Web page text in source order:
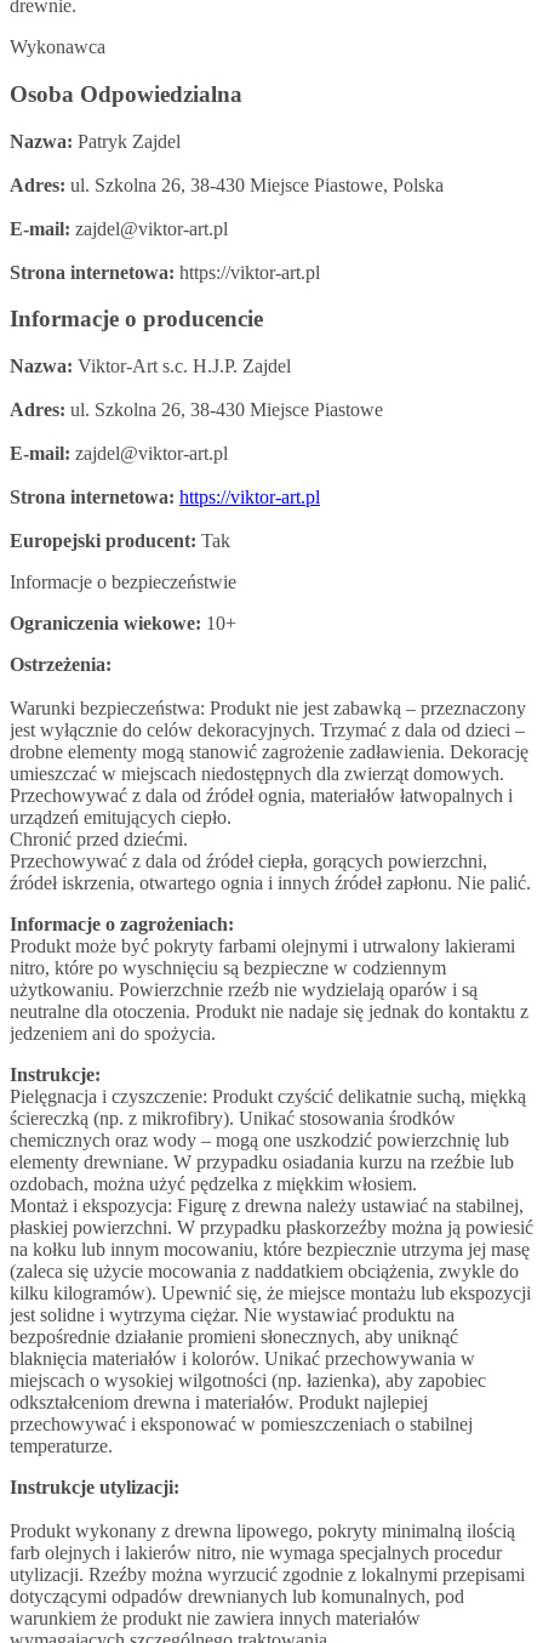
drewnie.
Wykonawca
Osoba Odpowiedzialna
Nazwa: Patryk Zajdel
Adres: ul. Szkolna 26, 38-430 Miejsce Piastowe, Polska
E-mail: zajdel@viktor-art.pl
Strona internetowa: https://viktor-art.pl
Informacje o producencie
Nazwa: Viktor-Art s.c. H.J.P. Zajdel
Adres: ul. Szkolna 26, 38-430 Miejsce Piastowe
E-mail: zajdel@viktor-art.pl
Strona internetowa: https://viktor-art.pl
Europejski producent: Tak
Informacje o bezpieczeństwie
Ograniczenia wiekowe: 10+
Ostrzeżenia:
Warunki bezpieczeństwa: Produkt nie jest zabawką – przeznaczony
jest wyłącznie do celów dekoracyjnych. Trzymać z dala od dzieci –
drobne elementy mogą stanowić zagrożenie zadławienia. Dekorację
umieszczać w miejscach niedostępnych dla zwierząt domowych.
Przechowywać z dala od źródeł ognia, materiałów łatwopalnych i
urządzeń emitujących ciepło.
Chronić przed dziećmi.
Przechowywać z dala od źródeł ciepła, gorących powierzchni,
źródeł iskrzenia, otwartego ognia i innych źródeł zapłonu. Nie palić.
Informacje o zagrożeniach:
Produkt może być pokryty farbami olejnymi i utrwalony lakierami
nitro, które po wyschnięciu są bezpieczne w codziennym
użytkowaniu. Powierzchnie rzeźb nie wydzielają oparów i są
neutralne dla otoczenia. Produkt nie nadaje się jednak do kontaktu z
jedzeniem ani do spożycia.
Instrukcje:
Pielęgnacja i czyszczenie: Produkt czyścić delikatnie suchą, miękką
ściereczką (np. z mikrofibry). Unikać stosowania środków
chemicznych oraz wody – mogą one uszkodzić powierzchnię lub
elementy drewniane. W przypadku osiadania kurzu na rzeźbie lub
ozdobach, można użyć pędzelka z miękkim włosiem.
Montaż i ekspozycja: Figurę z drewna należy ustawiać na stabilnej,
płaskiej powierzchni. W przypadku płaskorzeźby można ją powiesić
na kołku lub innym mocowaniu, które bezpiecznie utrzyma jej masę
(zaleca się użycie mocowania z naddatkiem obciążenia, zwykle do
kilku kilogramów). Upewnić się, że miejsce montażu lub ekspozycji
jest solidne i wytrzyma ciężar. Nie wystawiać produktu na
bezpośrednie działanie promieni słonecznych, aby uniknąć
blaknięcia materiałów i kolorów. Unikać przechowywania w
miejscach o wysokiej wilgotności (np. łazienka), aby zapobiec
odkształceniom drewna i materiałów. Produkt najlepiej
przechowywać i eksponować w pomieszczeniach o stabilnej
temperaturze.
Instrukcje utylizacji:
Produkt wykonany z drewna lipowego, pokryty minimalną ilością
farb olejnych i lakierów nitro, nie wymaga specjalnych procedur
utylizacji. Rzeźby można wyrzucić zgodnie z lokalnymi przepisami
dotyczącymi odpadów drewnianych lub komunalnych, pod
warunkiem że produkt nie zawiera innych materiałów